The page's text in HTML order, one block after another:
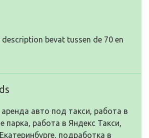
description bevat tussen de 70 en
авто под такси, работа в
парка, работа в Яндекс Такси,
подработка в